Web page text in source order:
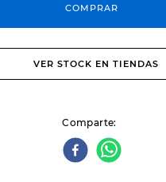
COMPRAR
VER STOCK EN TIENDAS
Comparte